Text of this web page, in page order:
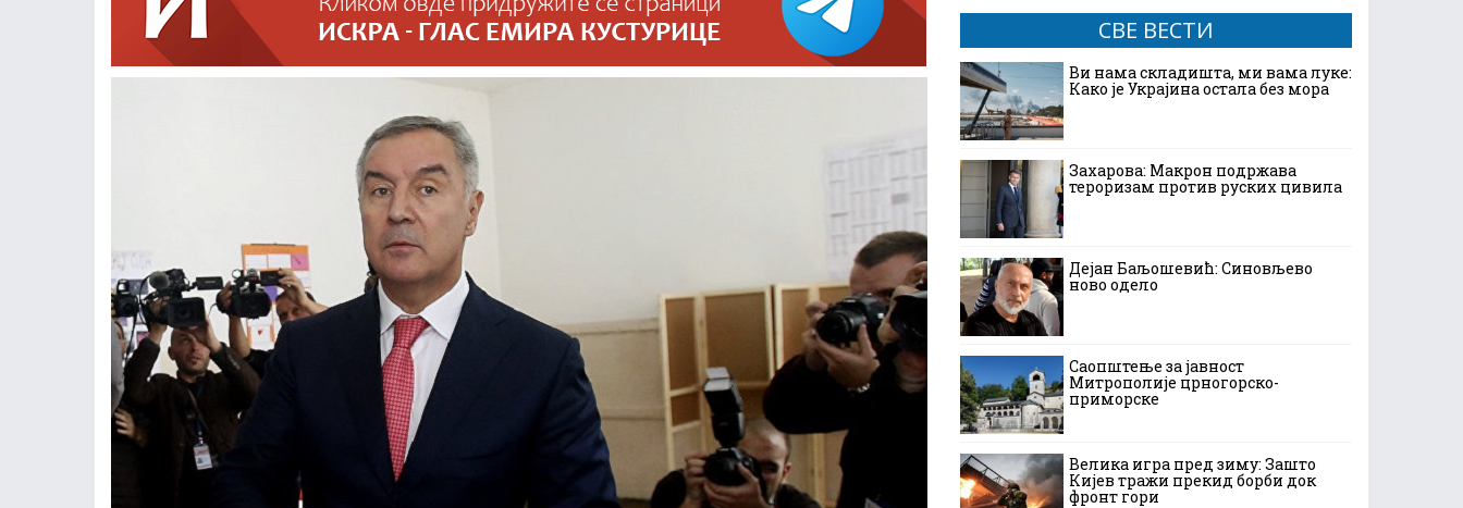
СВЕ ВЕСТИ
Ви нама складишта, ми вама луке:
Како је Украјина остала без мора
Захарова: Макрон подржава
тероризам против руских цивила
Дејан Баљошевић: Синовљево
ново одело
Саопштење за јавност
Митрополије црногорско-
приморске
Велика игра пред зиму: Зашто
Кијев тражи прекид борби док
фронт гори